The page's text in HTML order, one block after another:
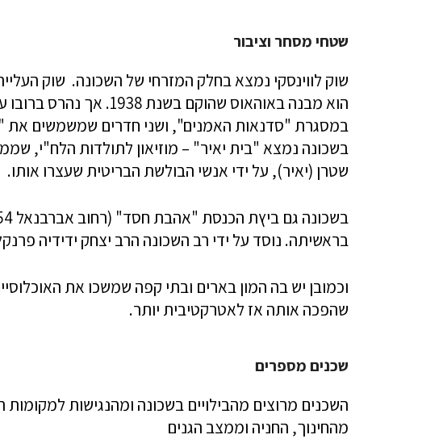
שטחי מסחר וציבור
שוק לווינסקי נמצא בחלק המזרחי של השכונה. שוק
הוא מבנה באוהאוס שהוקם
במסגרת "סדנאות האמנים", ושני חדרים שמשמשים את
בשכונה נמצא "בית יאיר" – מוזיאון לתולדות הלח"י,
שטרן (יאיר), על ידי אנשי הבולשת הבריטית שעצרו אותו.
בראשיתה. נוסד על ידי רב השכונה הרב יצחק ידידיה
וכמובן יש בה המון בארים ובתי קפה שמשכו את
שהפכה אותה אז לאטרקטיבית יותר.
שכנים מספרים
השכנים מרוצים מהבילויים בשכונה ומהנגישות
מהחינוך, החניה וממצב הגנים